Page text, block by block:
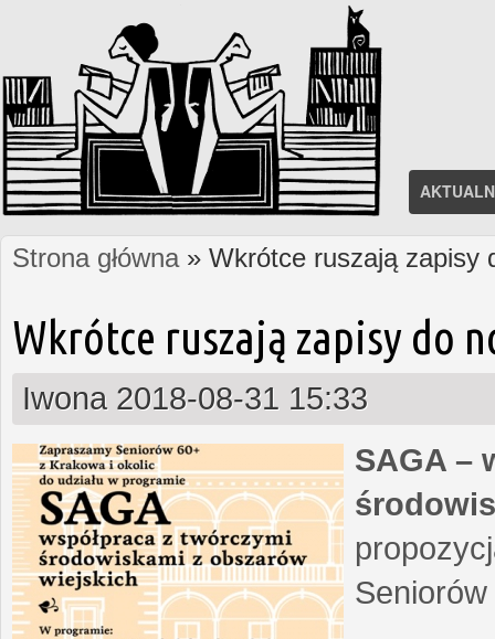
Jesteś tutaj
Strona główna» Wkrótce ruszają zapisy
Wkrótce ruszają zapisy do
Iwona 2018-08-31 15:33
SAGA –